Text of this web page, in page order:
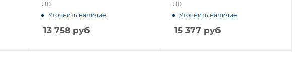
U0
Уточнить наличие
13 758руб
U0
Уточнить наличие
15 377 руб